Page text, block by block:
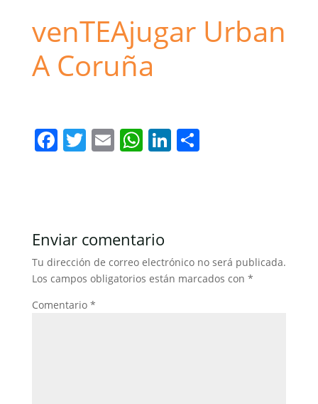
venTEAjugar Urban
A Coruña
F
b
o
o
k
T E W
A
p
p
Li
n
C
tir
Enviar comentario
Tu dirección de correo electrónico no será publicada.
Los campos obligatorios están marcados con *
Comentario *